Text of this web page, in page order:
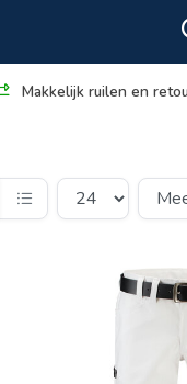
Makkelijk ruilen en